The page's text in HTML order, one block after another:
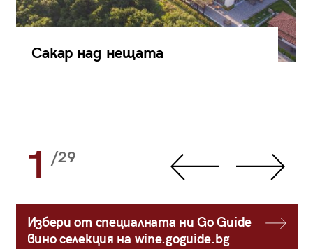
Сакар над нещата
1 /29
Избери от специалната ни Go Guide
вино селекция на wine.goguide.bg